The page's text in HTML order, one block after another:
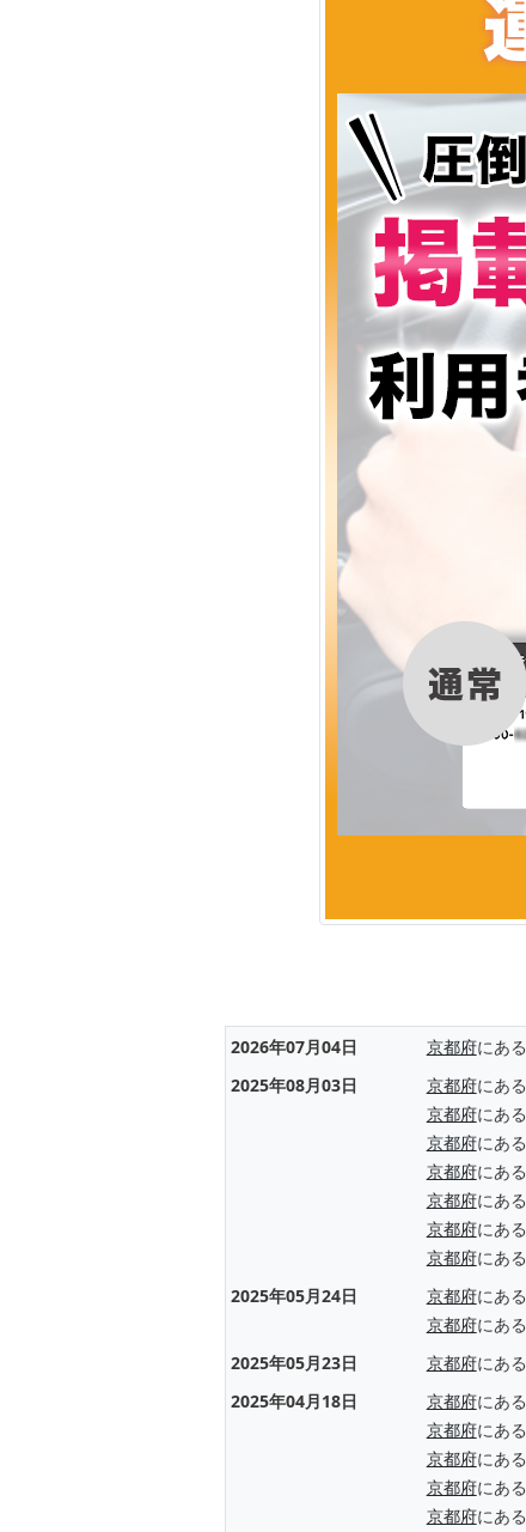
2026年07月04日 京都府にある
2025年08月03日
京都府にある
京都府にある
京都府にある
京都府にある
京都府にある
京都府にある
京都府にある
2025年05月24日
京都府にある
京都府にある
2025年05月23日
京都府にある
2025年04月18日
京都府にある
京都府にある
京都府にある
京都府にある
京都府にある